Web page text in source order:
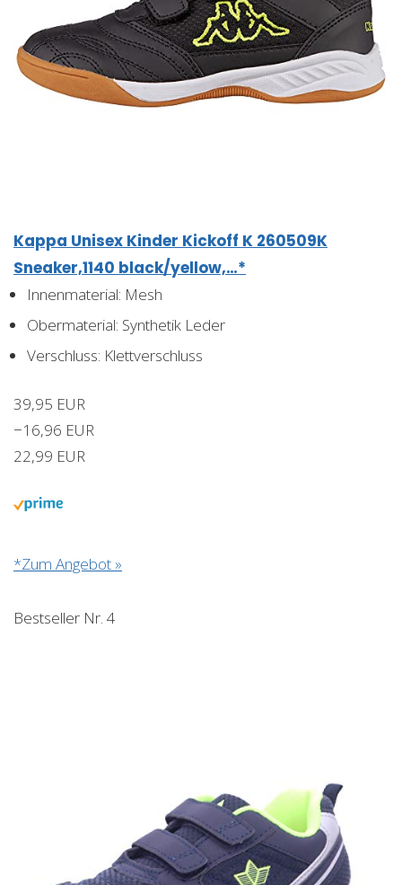
Kappa Unisex Kinder Kickoff K 260509K
Sneaker,1140 black/yellow,…*
Innenmaterial: Mesh
Obermaterial: Synthetik Leder
Verschluss: Klettverschluss
39,95 EUR
−16,96 EUR
22,99 EUR
*Zum Angebot »
Bestseller Nr. 4